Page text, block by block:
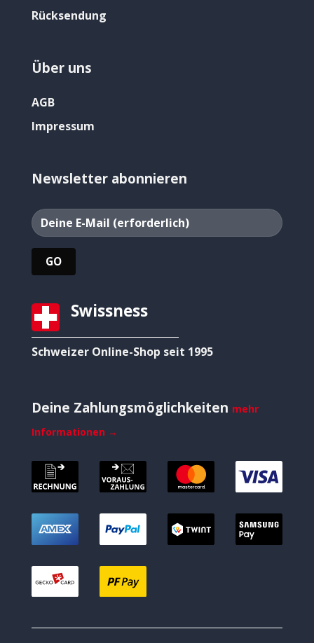
Rücksendung
Über uns
AGB
Impressum
Newsletter abonnieren
Swissness
Schweizer Online-Shop seit 1995
Deine Zahlungsmöglichkeiten mehr
Informationen →